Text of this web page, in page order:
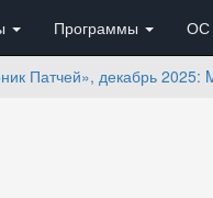
Программы ОС
Патчей», декабрь 2025: